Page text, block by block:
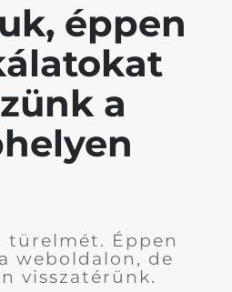
éppen
a
türelmét. Éppen
weboldalon, de
visszatérünk.